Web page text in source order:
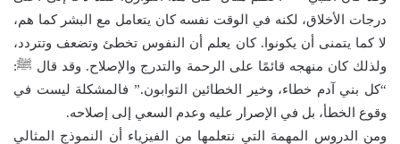
درجات الأخلاق، لكنه في الوقت نفسه كان يتعامل مع البشر كما هم،
لا كما يتمنى أن يكونوا. كان يعلم أن النفوس تخطئ وتضعف وتتردد،
ولذلك كان منهجه قائمًا على الرحمة والتدرج والإصلاح. وقد قال ﷺ:
“كل بني آدم خطاء، وخير الخطائين التوابون.” فالمشكلة ليست في
وقوع الخطأ، بل في الإصرار عليه وعدم السعي إلى إصلاحه.
ومن الدروس المهمة التي نتعلمها من الفيزياء أن النموذج المثالي